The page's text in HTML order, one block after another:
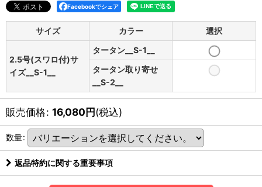
Facebookでシェア
サイズ カラー 選択
2.5号(スワロ付)サ
イズ__S-1__
タータン__S-1__
タータン取り寄せ
__S-2__
販売価格: 16,080円(税込)
数量:
返品特約に関する重要事項